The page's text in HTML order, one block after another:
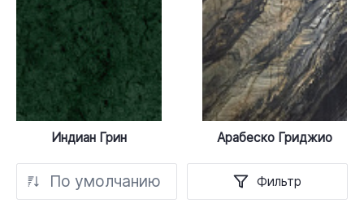
Индиан Грин Арабеско Гриджио
По умолчанию Фильтр